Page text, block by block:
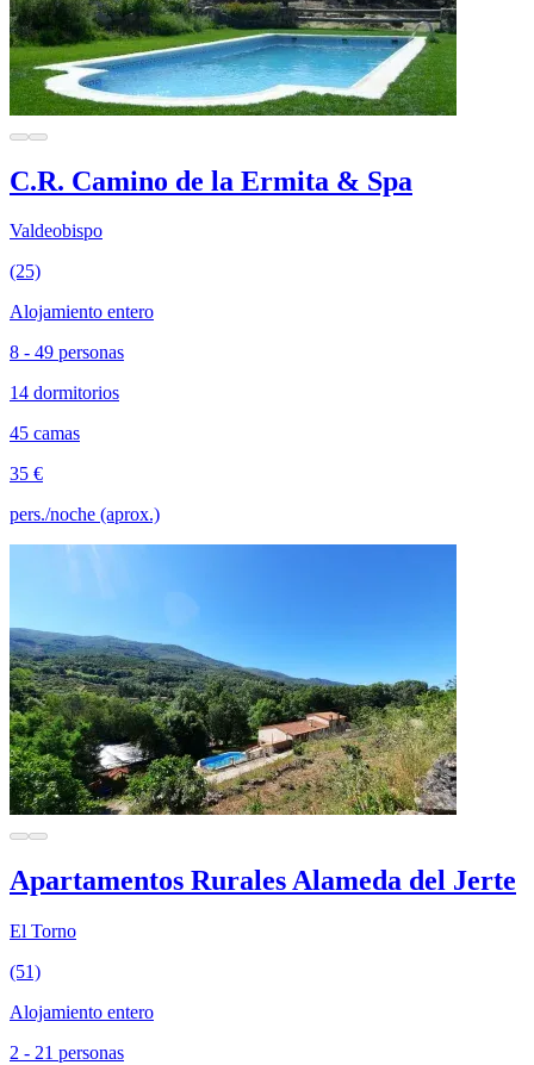
C.R. Camino de la Ermita & Spa
Valdeobispo
(25)
Alojamiento entero
8 - 49 personas
14 dormitorios
45 camas
35 €
pers./noche (aprox.)
Apartamentos Rurales Alameda del Jerte
El Torno
(51)
Alojamiento entero
2 - 21 personas